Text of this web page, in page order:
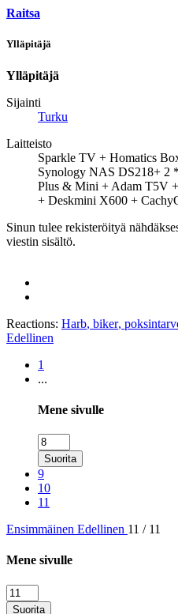
Raitsa
Ylläpitäjä
Ylläpitäjä
Sijainti
Turku
Laitteisto
Sparkle TV + Homatics
Synology NAS DS218+ 2
Plus & Mini + Adam T5V
+ Deskmini X600 +
Sinun tulee rekisteröityä
viestin sisältö.
Reactions: Harb, biker,
Edellinen
1
...
Mene sivulle
Suorita
9
10
11
Ensimmäinen Edellinen 11 / 11
Mene sivulle
Suorita